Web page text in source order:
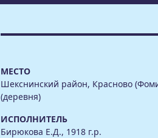
МЕСТО
Шекснинский район, Красново
(деревня)
ИСПОЛНИТЕЛЬ
Бирюкова Е.Д., 1918 г.р.